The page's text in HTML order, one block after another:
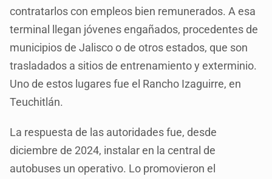
contratarlos con empleos bien remunerados. A esa
terminal llegan jóvenes engañados, procedentes de
municipios de Jalisco o de otros estados, que son
trasladados a sitios de entrenamiento y exterminio.
Uno de estos lugares fue el Rancho Izaguirre, en
Teuchitlán.
La respuesta de las autoridades fue, desde
diciembre de 2024, instalar en la central de
autobuses un operativo. Lo promovieron el